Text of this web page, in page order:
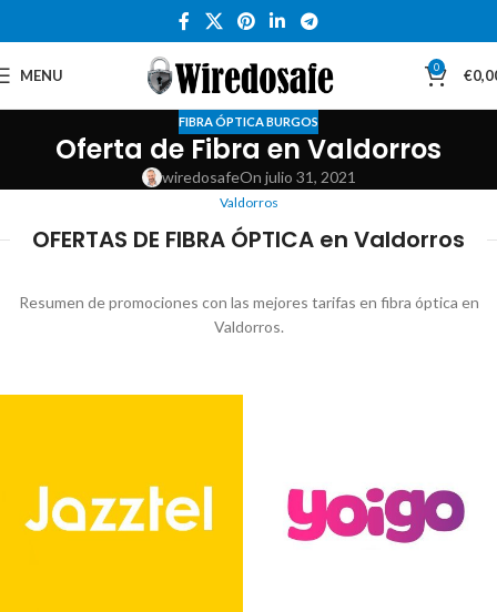
MENU 0 €
FIBRA ÓPTICA BURGOS
Oferta de Fibra en Valdorros
wiredosafeOn julio 31, 2021
Valdorros
OFERTAS DE FIBRA ÓPTICA en Valdorros
Resumen de promociones con las mejores tarifas en fibra óptica en
Valdorros.